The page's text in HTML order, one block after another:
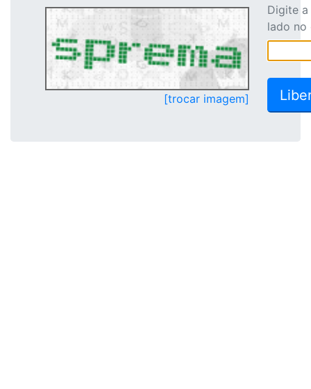
[trocar imagem]
Digite
lado no